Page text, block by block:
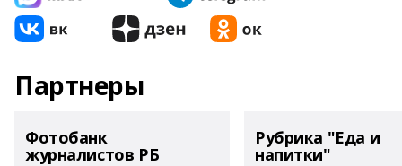
Партнеры
Фотобанк
журналистов РБ
Рубрика "Еда и
напитки"